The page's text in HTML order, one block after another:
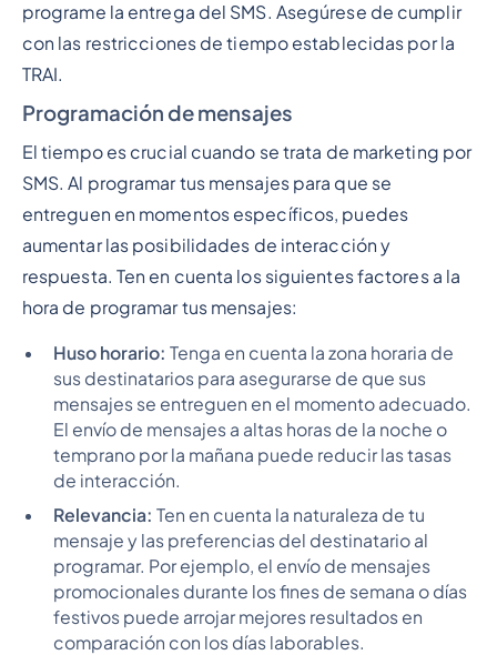
programe la entrega del SMS. Asegúrese de cumplir
con las restricciones de tiempo establecidas por la
TRAI.
Programación de mensajes
El tiempo es crucial cuando se trata de marketing por
SMS. Al programar tus mensajes para que se
entreguen en momentos específicos, puedes
aumentar las posibilidades de interacción y
respuesta. Ten en cuenta los siguientes factores a la
hora de programar tus mensajes:
Huso horario: Tenga en cuenta la zona horaria de
sus destinatarios para asegurarse de que sus
mensajes se entreguen en el momento adecuado.
El envío de mensajes a altas horas de la noche o
temprano por la mañana puede reducir las tasas
de interacción.
Relevancia: Ten en cuenta la naturaleza de tu
mensaje y las preferencias del destinatario al
programar. Por ejemplo, el envío de mensajes
promocionales durante los fines de semana o días
festivos puede arrojar mejores resultados en
comparación con los días laborables.